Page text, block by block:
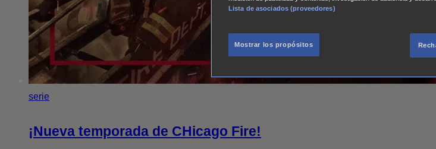
serie
¡Nueva temporada de CHicago Fire!
Lista de asociados (proveedores)
Mostrar los propósitos